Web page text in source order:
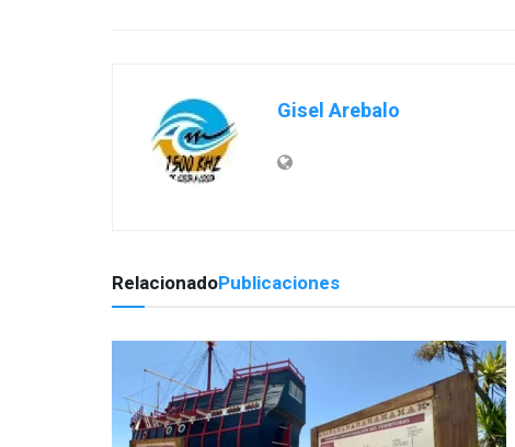
Gisel Arebalo
RelacionadoPublicaciones